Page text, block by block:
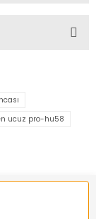
formunu
ucuz pro-hu58